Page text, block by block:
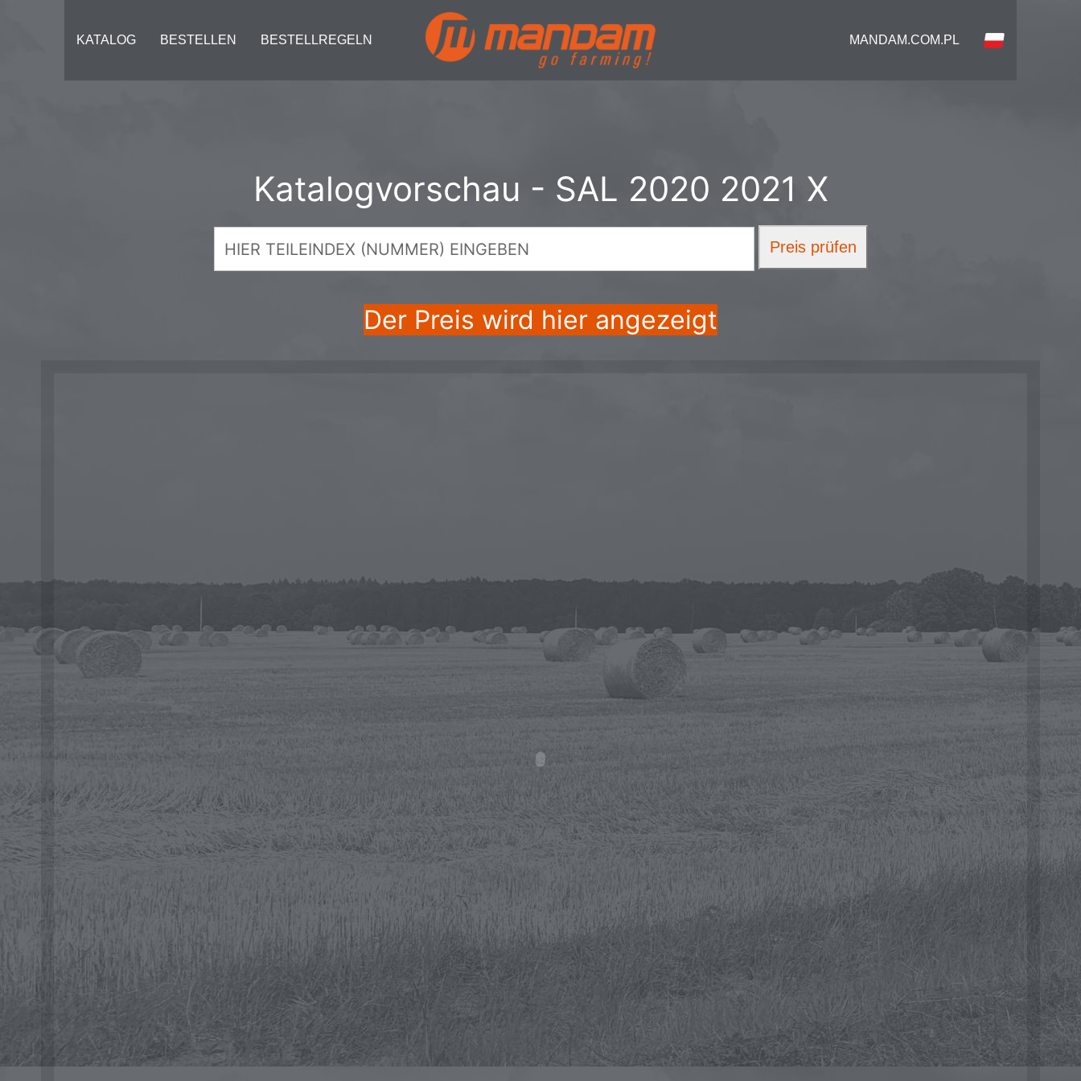
KATALOG BESTELLEN BESTELLREGELN MANDAM.COM.PL
Katalogvorschau - SAL 2020 2021 X
Der Preis wird hier angezeigt